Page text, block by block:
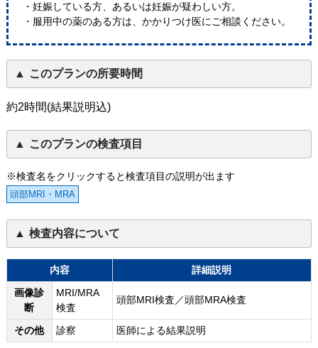
・妊娠している方、あるいは妊娠が疑わしい方。
・服用中の薬のある方は、かかりつけ医にご相談ください。
このプランの所要時間
約2時間(結果説明込)
このプランの検査項目
※検査名をクリックすると検査項目の説明が出ます
頭部MRI・MRA
検査内容について
内容
詳細説明
画像診
断
MRI/MRA
検査
頭部MRI検査／頭部MRA検査
その他 診察 医師による結果説明